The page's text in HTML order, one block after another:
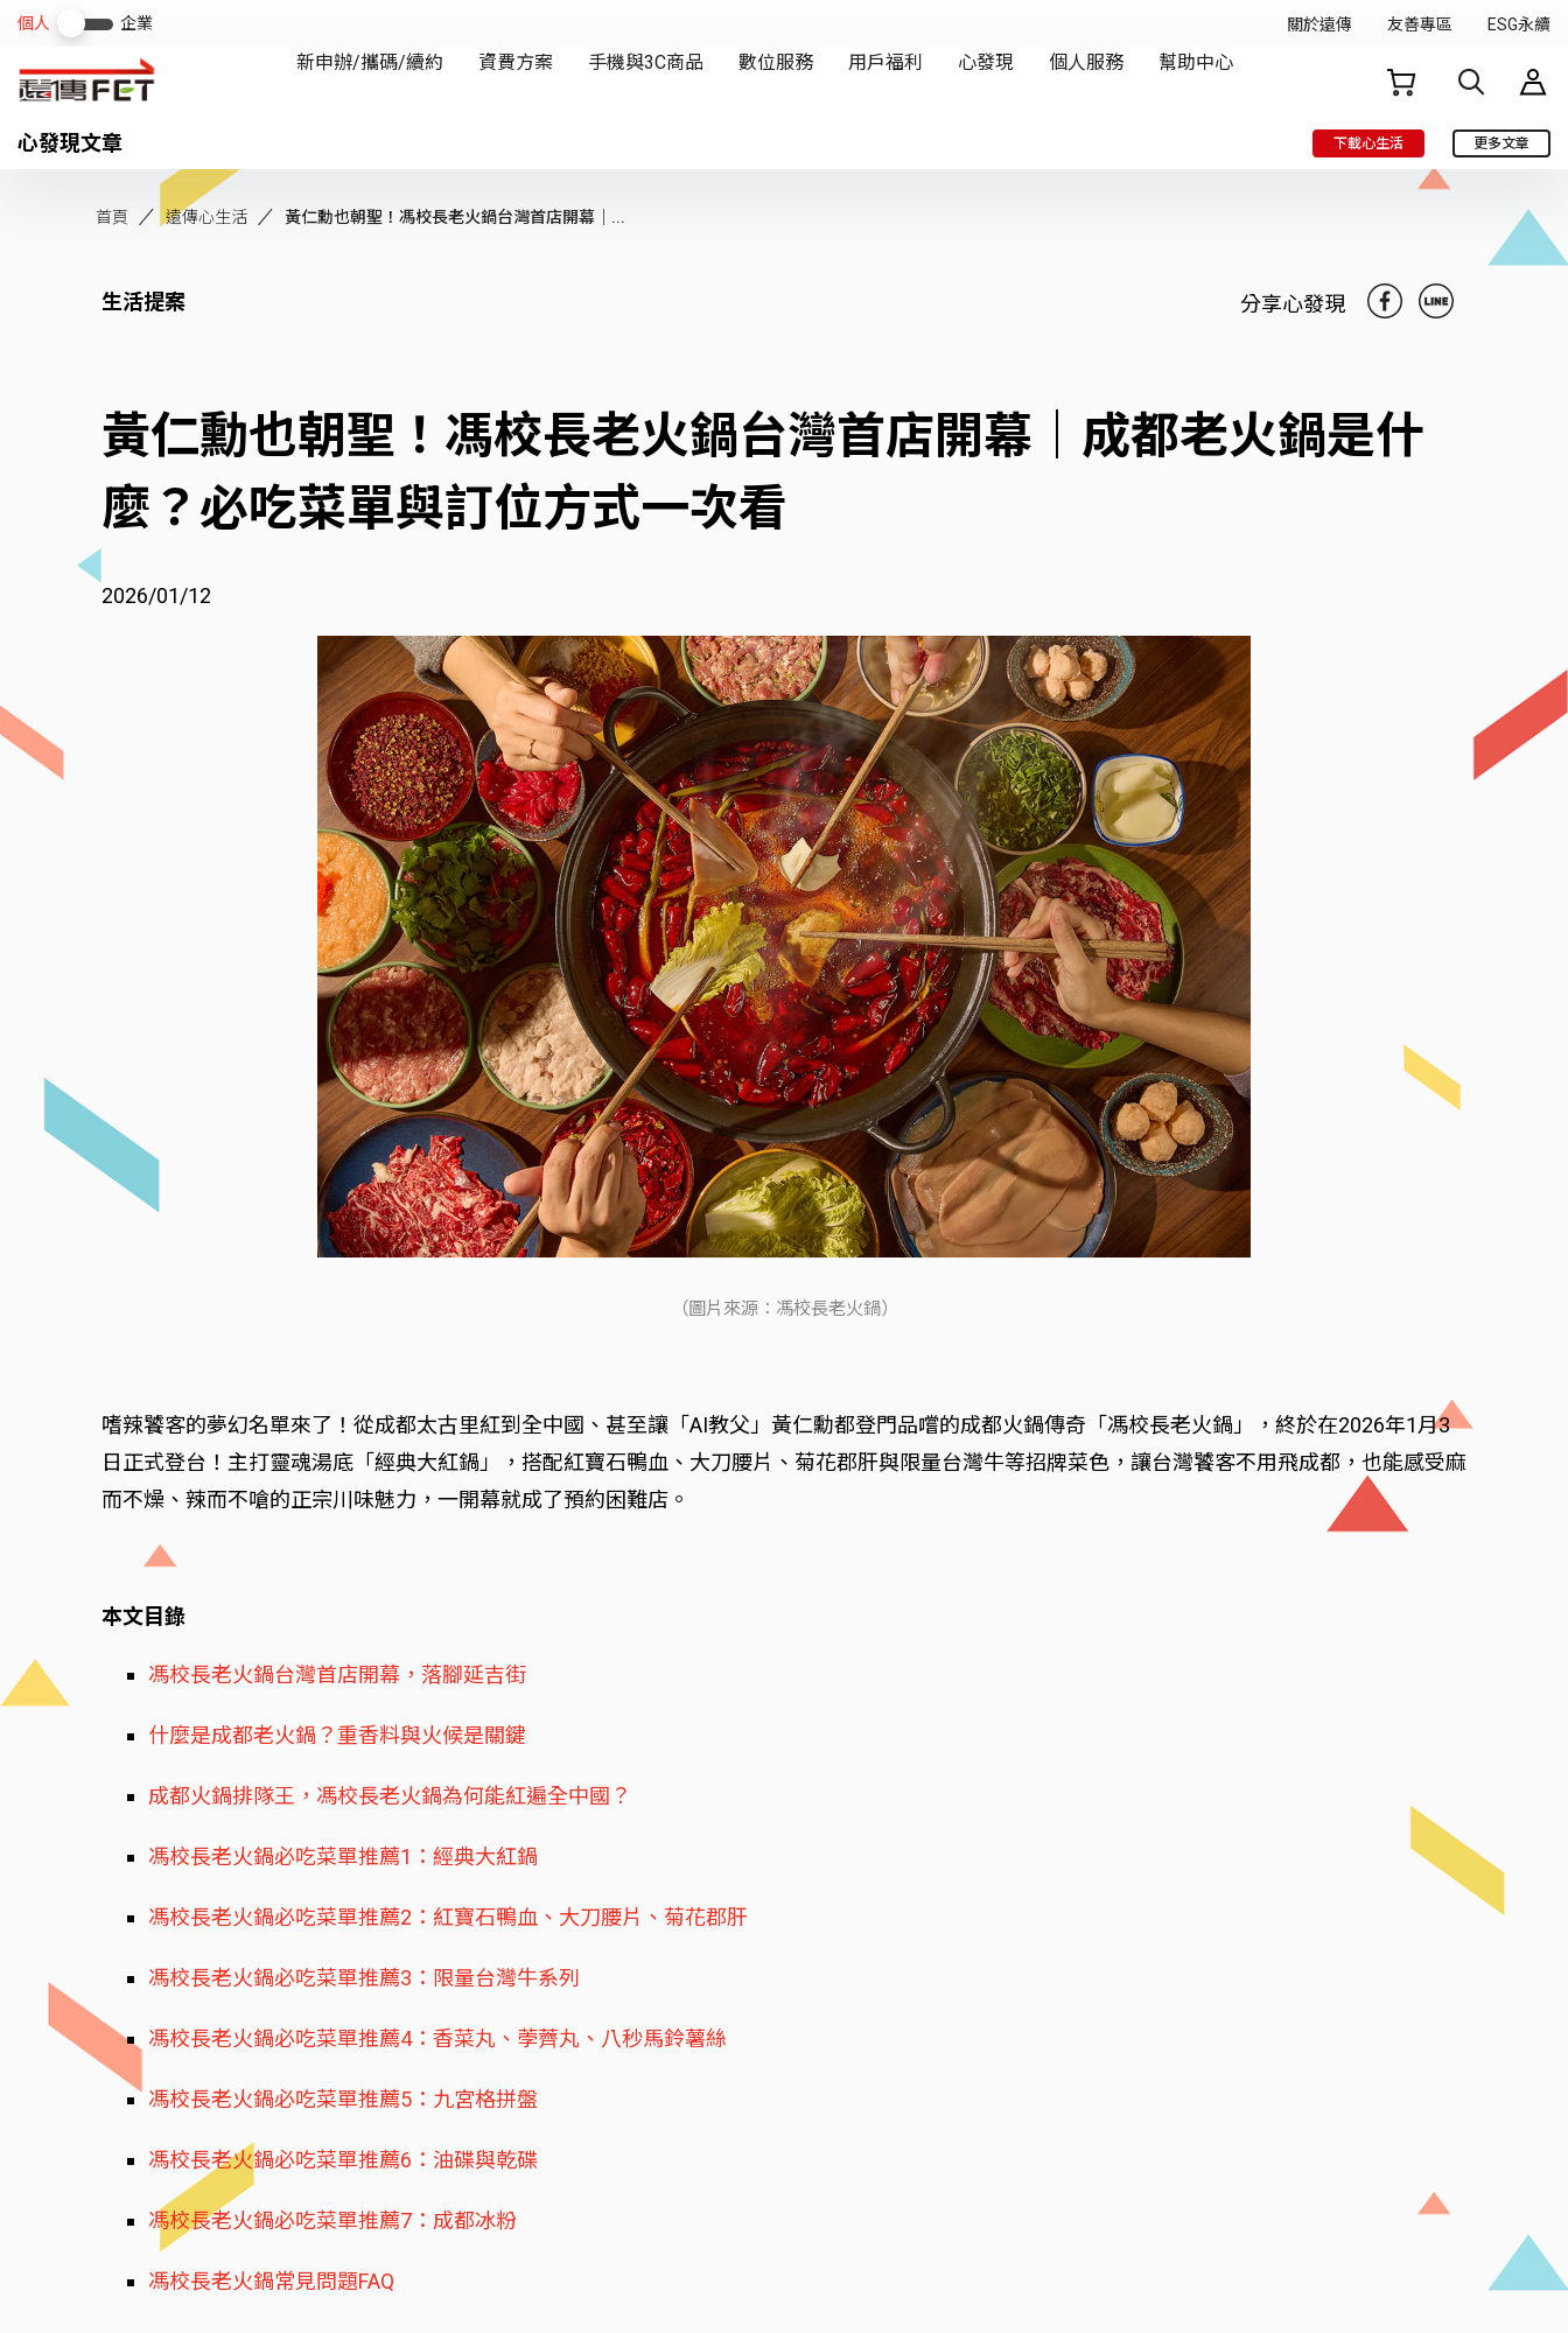
心發現文章 下載心生活 更多文章
首頁 遠傳心生活 黃仁勳也朝聖！馮校長老火鍋台灣首店開幕｜...
生活提案 分享心發現
黃仁勳也朝聖！馮校長老火鍋台灣首店開幕｜成都老火鍋是什
麼？必吃菜單與訂位方式一次看
2026/01/12
（圖片來源：馮校長老火鍋）
嗜辣饕客的夢幻名單來了！從成都太古里紅到全中國、甚至讓「AI教父」黃仁勳都登門品嚐的成都火鍋傳奇「馮校長老火鍋」，終於在2026年1月3
日正式登台！主打靈魂湯底「經典大紅鍋」，搭配紅寶石鴨血、大刀腰片、菊花郡肝與限量台灣牛等招牌菜色，讓台灣饕客不用飛成都，也能感受麻
而不燥、辣而不嗆的正宗川味魅力，一開幕就成了預約困難店。
本文目錄
馮校長老火鍋台灣首店開幕，落腳延吉街
什麼是成都老火鍋？重香料與火候是關鍵
成都火鍋排隊王，馮校長老火鍋為何能紅遍全中國？
馮校長老火鍋必吃菜單推薦1：經典大紅鍋
馮校長老火鍋必吃菜單推薦2：紅寶石鴨血、大刀腰片、菊花郡肝
馮校長老火鍋必吃菜單推薦3：限量台灣牛系列
馮校長老火鍋必吃菜單推薦4：香菜丸、荸薺丸、八秒馬鈴薯絲
馮校長老火鍋必吃菜單推薦5：九宮格拼盤
馮校長老火鍋必吃菜單推薦6：油碟與乾碟
馮校長老火鍋必吃菜單推薦7：成都冰粉
馮校長老火鍋常見問題FAQ